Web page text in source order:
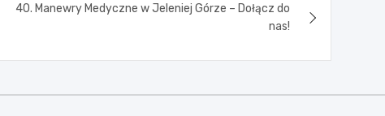
40. Manewry Medyczne w Jeleniej Górze – Dołącz do
nas!